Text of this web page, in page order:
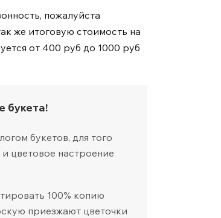
пожалуйста
же итоговую стоимость на
от 400 руб до 1000 руб
букета!
букетов, для того
цветовое настроение
100% копию
приезжают цветочки